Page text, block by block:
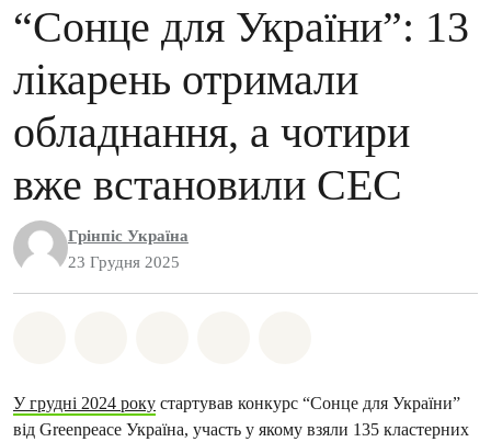
“Сонце для України”: 13
лікарень отримали
обладнання, а чотири
вже встановили СЕС
Грінпіс Україна
23 Грудня 2025
У грудні 2024 року стартував конкурс “Сонце для України”
від Greenpeace Україна, участь у якому взяли 135 кластерних